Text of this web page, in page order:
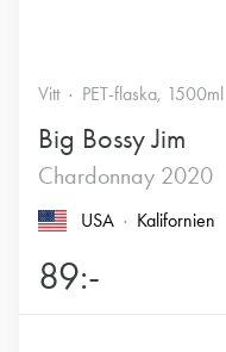
Vitt PET-flaska, 1500ml
Big Bossy Jim
Chardonnay 2020
USA Kalifornien
89:-